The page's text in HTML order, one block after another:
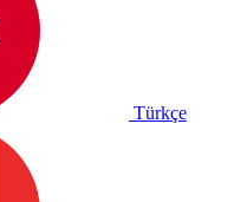
Türkçe